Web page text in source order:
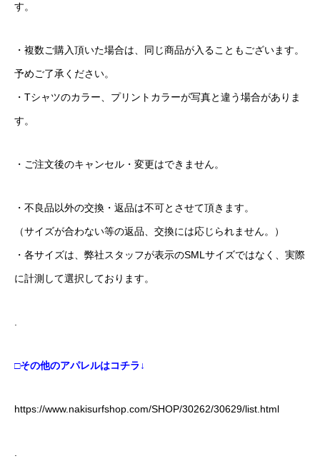
す。
・複数ご購入頂いた場合は、同じ商品が入ることもございます。
予めご了承ください。
・Tシャツのカラー、プリントカラーが写真と違う場合がありま
す。
・ご注文後のキャンセル・変更はできません。
・不良品以外の交換・返品は不可とさせて頂きます。
（サイズが合わない等の返品、交換には応じられません。）
・各サイズは、弊社スタッフが表示のSMLサイズではなく、実際
に計測して選択しております。
.
□その他のアパレルはコチラ↓
https://www.nakisurfshop.com/SHOP/30262/30629/list.html
.